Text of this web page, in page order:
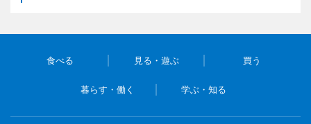
食べる 見る・遊ぶ 買う
暮らす・働く 学ぶ・知る